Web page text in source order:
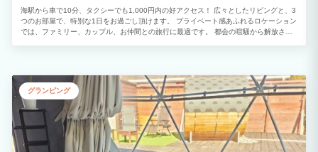
海駅から車で10分、タクシーでも1,000円内の好アクセス！ 広々としたリビングと、3
つのお部屋で、特別な1日をお過ごし頂けます。 プライベート感あふれるロケーション
では、ファミリー、カップル、お仲間との旅行に最適です。 都会の喧騒から解放さ
ら、身も心もリラックスできます。 お客様だけのプライベートサウナはご滞在中は何
度でも使い放題！是非ご利用ください。 BBQ機材（バーベキューグリル、木炭、ト
ング、軍手などが完備）を全て宿泊代に含まれるので、 食材を買うだけでバーベキュ
ーができちゃいます。 普段味わえない野外バーベキューの魅力を通年お楽しみいただ
けます。
グランピング